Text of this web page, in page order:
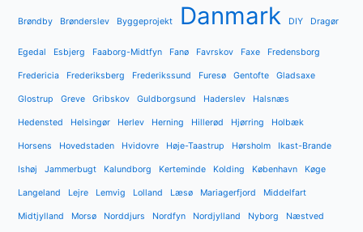
Brøndby Brønderslev Byggeprojekt Danmark DIY Dragør
Egedal Esbjerg Faaborg-Midtfyn Fanø Favrskov Faxe Fredensborg
Fredericia Frederiksberg Frederikssund Furesø Gentofte Gladsaxe
Glostrup Greve Gribskov Guldborgsund Haderslev Halsnæs
Hedensted Helsingør Herlev Herning Hillerød Hjørring Holbæk
Horsens Hovedstaden Hvidovre Høje-Taastrup Hørsholm Ikast-Brande
Ishøj Jammerbugt Kalundborg Kerteminde Kolding København Køge
Langeland Lejre Lemvig Lolland Læsø Mariagerfjord Middelfart
Midtjylland Morsø Norddjurs Nordfyn Nordjylland Nyborg Næstved